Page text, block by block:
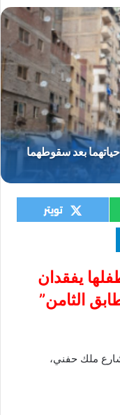
يفقدان
الثامن”
ملك حفني،